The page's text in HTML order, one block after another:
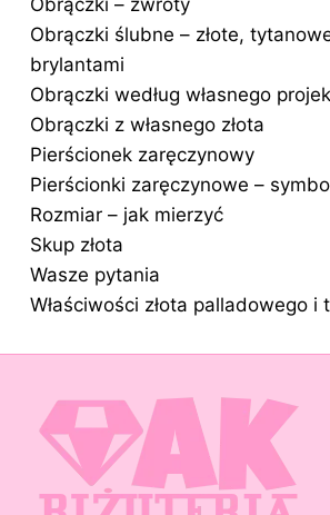
Obrączki ślubne – złote,
brylantami
Obrączki według własnego
Obrączki z własnego złota
Pierścionek zaręczynowy
Pierścionki zaręczynowe –
Rozmiar – jak mierzyć
Skup złota
Wasze pytania
Właściwości złota palladowego i